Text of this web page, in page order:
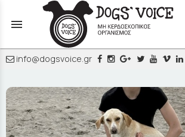
menu
info@dogsvoice.gr